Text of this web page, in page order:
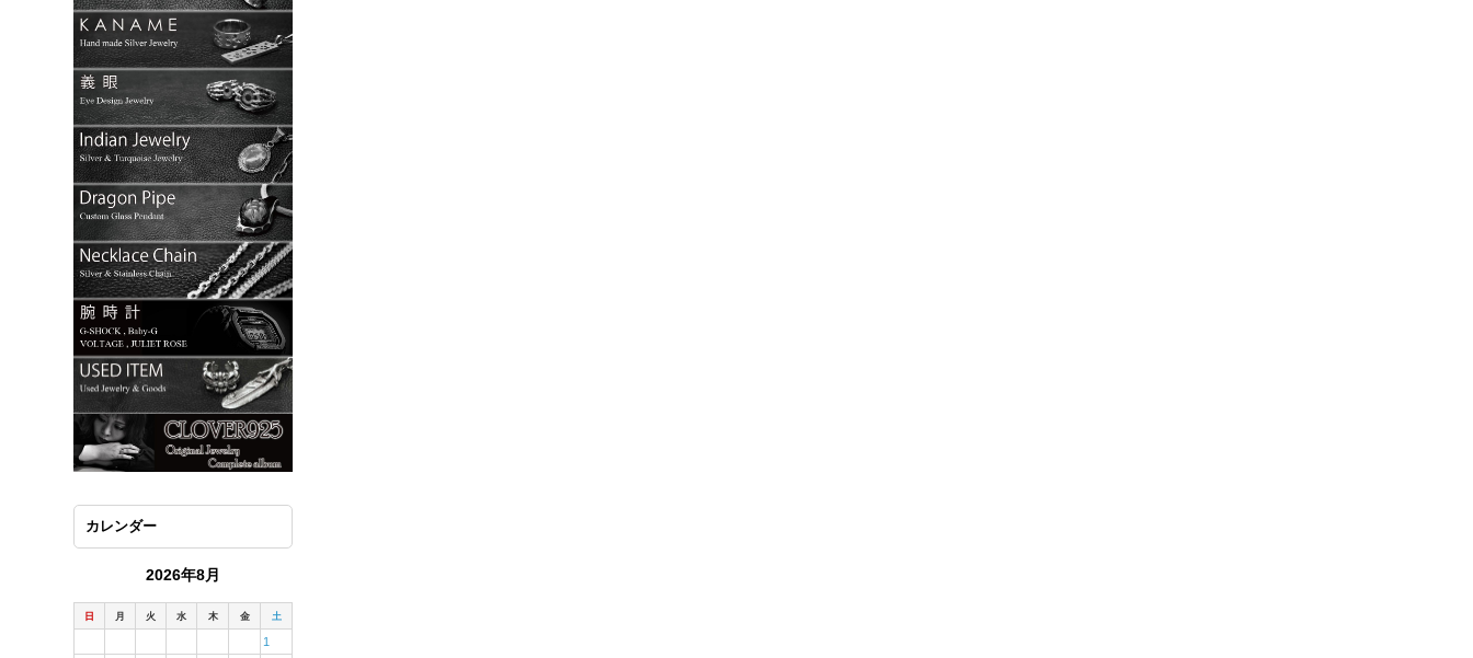
カレンダー
2026年8月
日 月 火 水 木 金 土
1